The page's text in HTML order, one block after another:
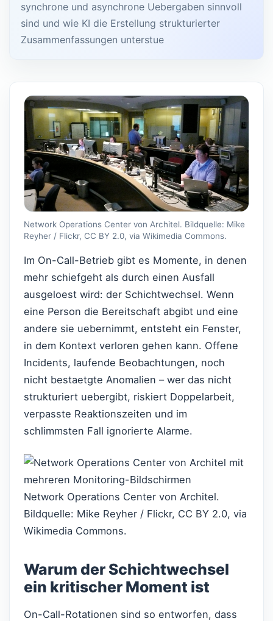
synchrone und asynchrone Uebergaben sinnvoll
sind und wie KI die Erstellung strukturierter
Zusammenfassungen unterstue
Network Operations Center von Architel. Bildquelle: Mike
Reyher / Flickr, CC BY 2.0, via Wikimedia Commons.
Im On-Call-Betrieb gibt es Momente, in denen
mehr schiefgeht als durch einen Ausfall
ausgeloest wird: der Schichtwechsel. Wenn
eine Person die Bereitschaft abgibt und eine
andere sie uebernimmt, entsteht ein Fenster,
in dem Kontext verloren gehen kann. Offene
Incidents, laufende Beobachtungen, noch
nicht bestaetgte Anomalien – wer das nicht
strukturiert uebergibt, riskiert Doppelarbeit,
verpasste Reaktionszeiten und im
schlimmsten Fall ignorierte Alarme.
Network Operations Center von Architel.
Bildquelle: Mike Reyher / Flickr, CC BY 2.0, via
Wikimedia Commons.
Warum der Schichtwechsel
ein kritischer Moment ist
On-Call-Rotationen sind so entworfen, dass